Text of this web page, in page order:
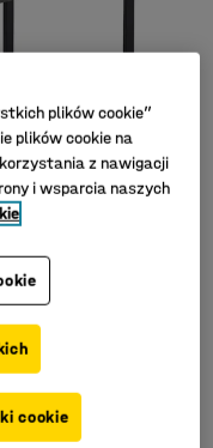
plików cookie”
plików cookie na
z nawigacji
i wsparcia naszych
cookie